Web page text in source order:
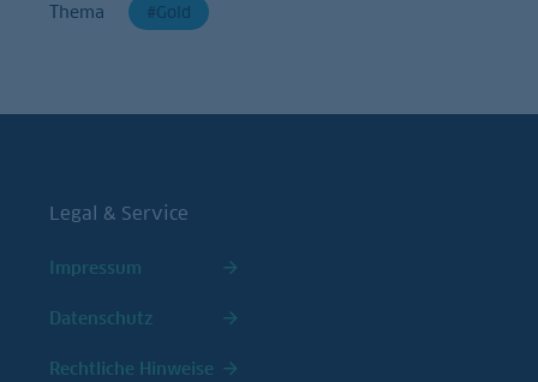
Thema Gold
Legal & Service
Impressum
Datenschutz
Rechtliche Hinweise